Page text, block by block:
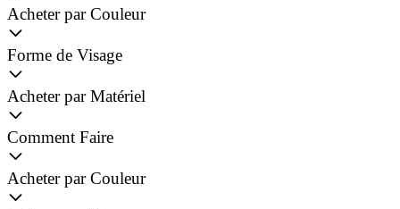
Acheter par Couleur
Forme de Visage
Acheter par Matériel
Comment Faire
Acheter par Couleur